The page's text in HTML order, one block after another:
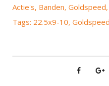
e
Actie's, Banden, Goldspeed,
Tags: 22.5x9-10, Goldspeed